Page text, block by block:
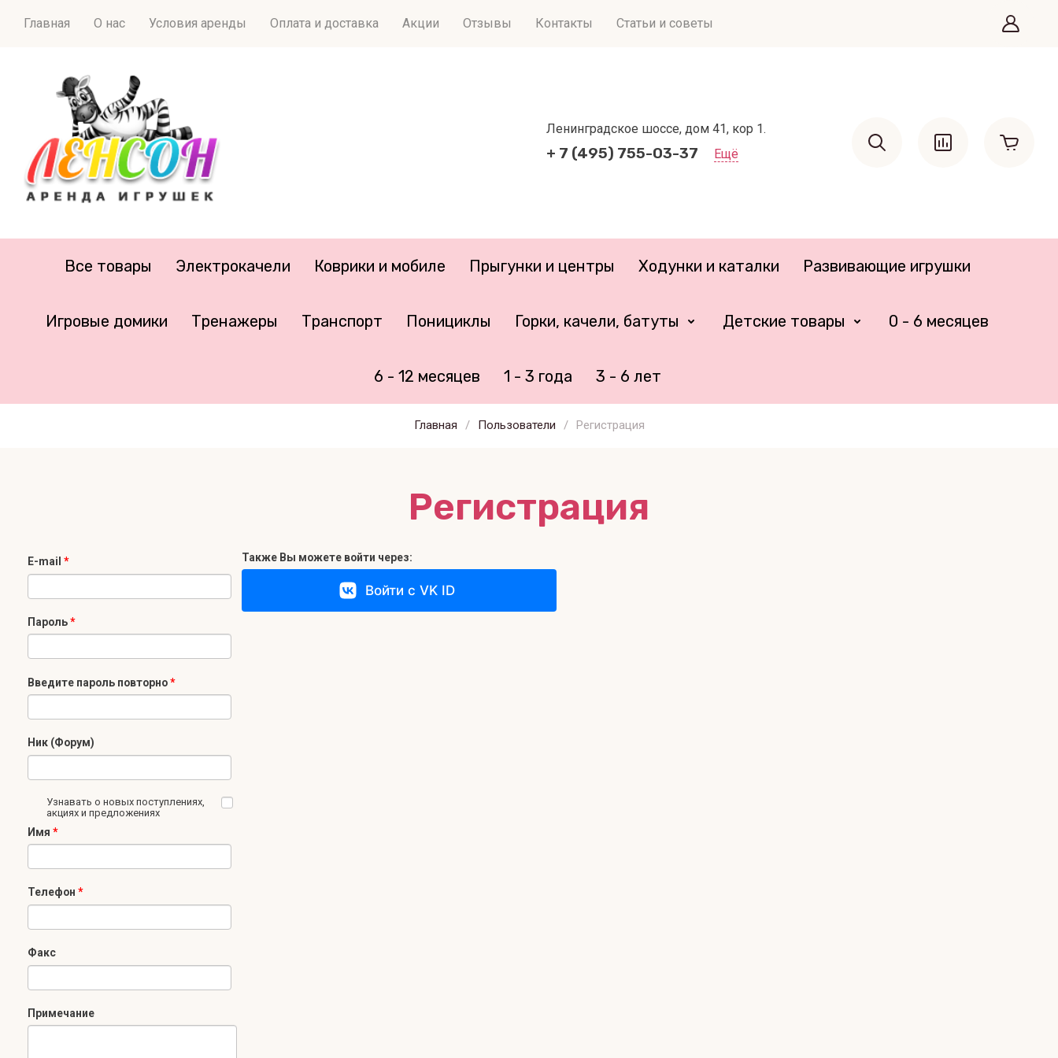
Главная О нас Условия аренды Оплата и доставка Акции Отзывы Контакты Статьи и советы
Ленинградское шоссе, дом 41, кор 1.
+ 7 (495) 755-03-37 Ещё
Все товары Электрокачели Коврики и мобиле Прыгунки и центры Ходунки и каталки Развивающие игрушки
Игровые домики Тренажеры Транспорт Понициклы Горки, качели, батуты Детские товары 0 - 6 месяцев
6 - 12 месяцев 1 - 3 года 3 - 6 лет
Главная / Пользователи / Регистрация
Регистрация
E-mail*
Пароль*
Введите пароль повторно*
Ник (Форум)
Узнавать о новых поступлениях,
акциях и предложениях
Имя*
Телефон*
Факс
Примечание
Также Вы можете войти через:
Войти с VK ID